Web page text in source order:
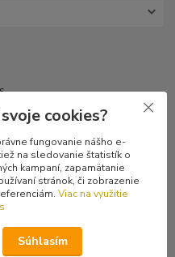
1:10
cookies?
fungovanie nášho e-
na sledovanie štatistík o
kampaní, zapamätanie
stránok, či zobrazenie
Viac na využitie
Súhlasím